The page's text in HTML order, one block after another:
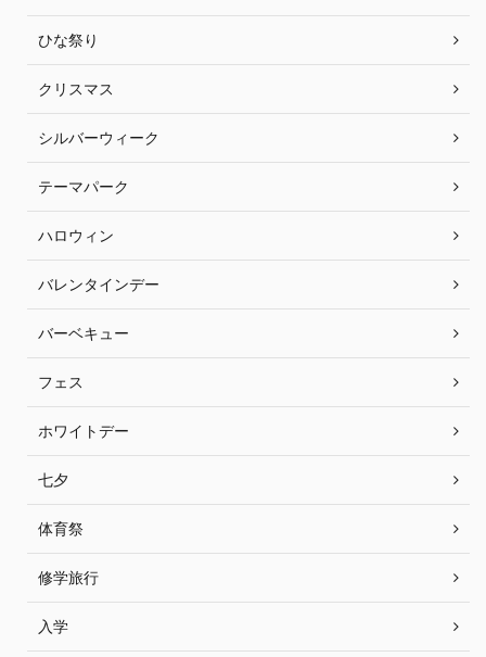
ひな祭り
クリスマス
シルバーウィーク
テーマパーク
ハロウィン
バレンタインデー
バーベキュー
フェス
ホワイトデー
七夕
体育祭
修学旅行
入学